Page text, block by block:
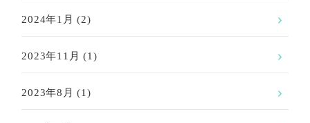
2024年1月 (2)
2023年11月 (1)
2023年8月 (1)